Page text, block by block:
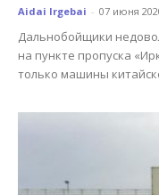
Aidai Irgebai - 07 июня
Дальнобойщики
на пункте пропуска
только машины